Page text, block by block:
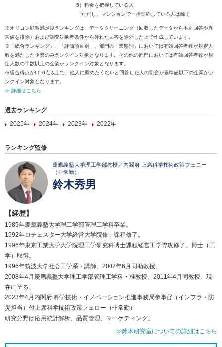
5）料金を把握している人
ただし、マンションで一括契約している人は除く
※オリコン顧客満足度ランキングは、データクリーニング（回収したデータから不正回答や異
常値を排除）および調査対象者条件から外れた回答を除外した上で作成しています。
※「総合ランキング」、「評価項目別」、部門の「業態別」においては有効回答者数が規定人
数を満たした企業のみランクイン対象となります。その他の部門においては有効回答者数が規
定人数の半数以上の企業がランクイン対象となります。
※総合得点が60.0点以上で、他人に薦めたくないと回答した人の割合が基準値以下の企業がラ
ンクイン対象となります。
≫ 詳細はこちら
過去ランキング
2025年
2024年 2023年 2022年
ランキング監修
慶應義塾大学理工学部教授／内閣府 上席科学技術政策フェロー
（非常勤）
鈴木秀男
【経歴】
1989年慶應義塾大学理工学部管理工学科卒業。
1992年ロチェスター大学経営大学院修士課程修了。
1996年東京工業大学大学院理工学研究科博士課程経営工学専攻修了。博士（工
学）取得。
1996年筑波大学社会工学系・講師。2002年6月同助教授。
2008年4月慶應義塾大学理工学部管理工学科・准教授。2011年4月同教授、現
在に至る。
2023年4月内閣府 科学技術・イノベーション推進事務局参事官（インフラ・防
災担当）付上席科学技術政策フェロー（非常勤）
研究分野は応用統計解析、品質管理、マーケティング。
≫鈴木研究室についての詳細はこちら